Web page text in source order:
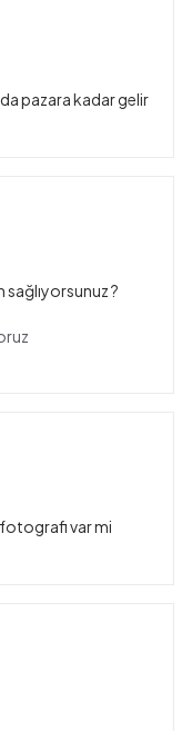
pazara kadar gelir
?
var mi